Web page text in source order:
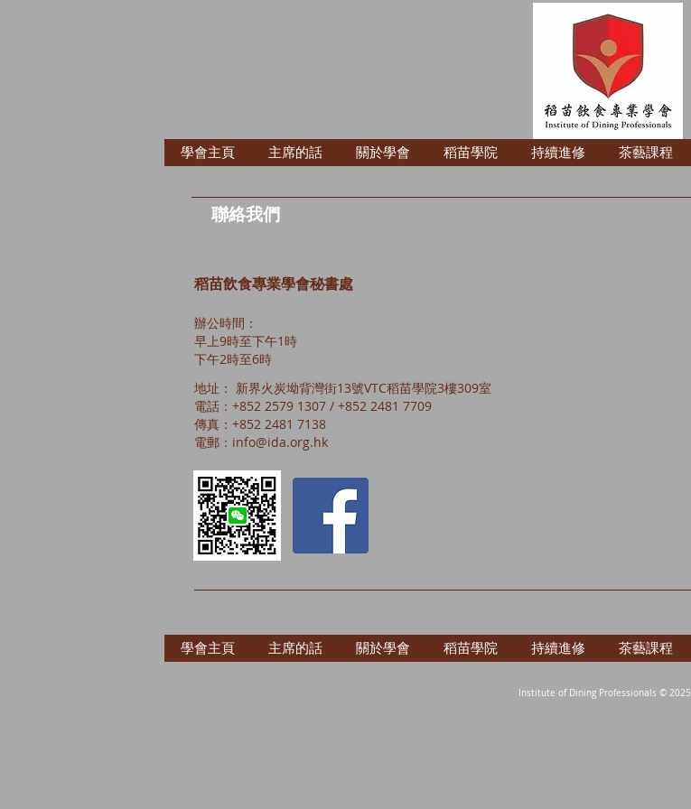
聯絡我們
稻苗飲食專業學會秘書處
辦公時間：
早上9時至下午1時
下午2時至6時
地址： 新界火炭坳背灣街13號VTC稻苗學院3樓309室
電話：+852 2579 1307 / +852 2481 7709
傳真：+852 2481 7138
電郵： info@ida.org.hk
學會主頁 主席的話 關於學會 稻苗學院 持續進修 茶藝課程
學會主頁 主席的話 關於學會 稻苗學院 持續進修 茶藝課程
Institute of Dining Professionals © 2025